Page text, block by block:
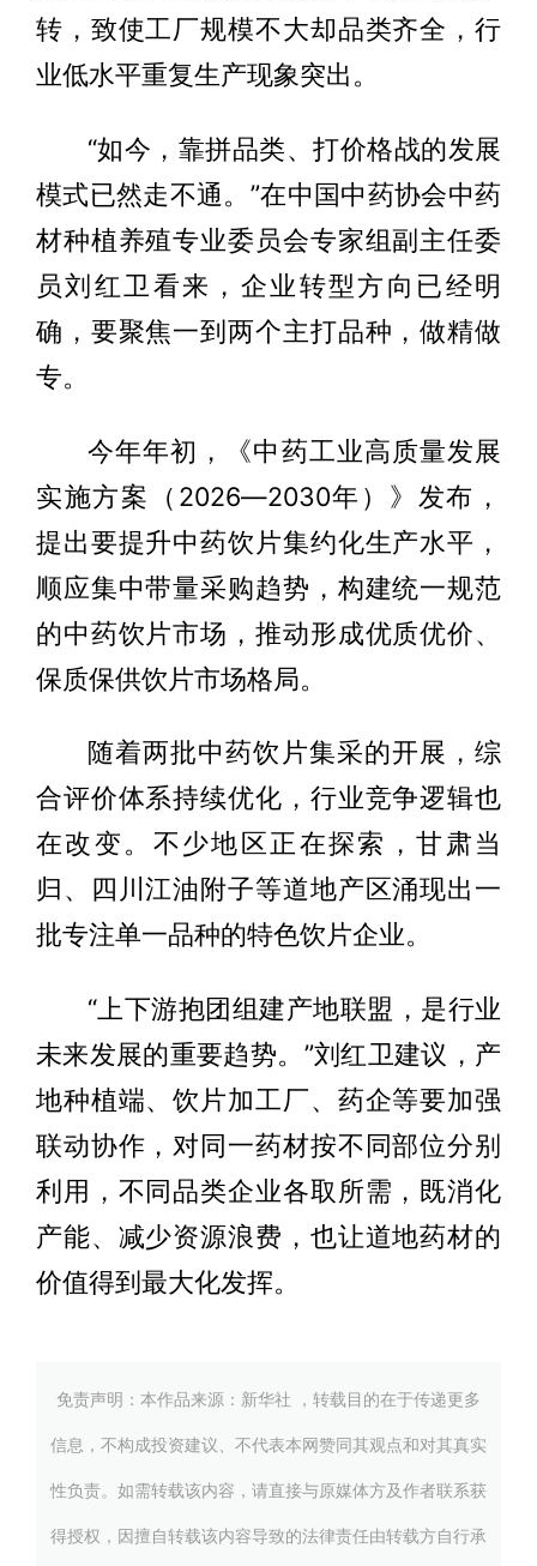
转，致使工厂规模不大却品类齐全，行
业低水平重复生产现象突出。
“如今，靠拼品类、打价格战的发展
模式已然走不通。”在中国中药协会中药
材种植养殖专业委员会专家组副主任委
员刘红卫看来，企业转型方向已经明
确，要聚焦一到两个主打品种，做精做
专。
今年年初，《中药工业高质量发展
实施方案（2026—2030年）》发布，
提出要提升中药饮片集约化生产水平，
顺应集中带量采购趋势，构建统一规范
的中药饮片市场，推动形成优质优价、
保质保供饮片市场格局。
随着两批中药饮片集采的开展，综
合评价体系持续优化，行业竞争逻辑也
在改变。不少地区正在探索，甘肃当
归、四川江油附子等道地产区涌现出一
批专注单一品种的特色饮片企业。
“上下游抱团组建产地联盟，是行业
未来发展的重要趋势。”刘红卫建议，产
地种植端、饮片加工厂、药企等要加强
联动协作，对同一药材按不同部位分别
利用，不同品类企业各取所需，既消化
产能、减少资源浪费，也让道地药材的
价值得到最大化发挥。
免责声明：本作品来源：新华社 ，转载目的在于传递更多
信息，不构成投资建议、不代表本网赞同其观点和对其真实
性负责。如需转载该内容，请直接与原媒体方及作者联系获
得授权，因擅自转载该内容导致的法律责任由转载方自行承